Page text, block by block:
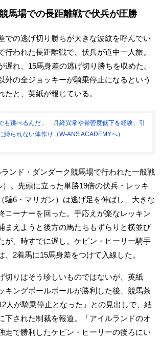
馬場での長距離戦で伏兵が圧勝
の逃げ切り勝ちが大きな波紋を呼んでい
行われた長距離戦で、伏兵が道中一人旅。
遅れ、15馬身差の逃げ切り勝ちを収めた。
外の全ジョッキーが騎乗停止になるという
たと、英紙が報じている。
も跳べるんだ」 月経異常や骨密度低下を経験、引
縛られない体作り（W-ANS ACADEMYへ）
ンド・ダンダーク競馬場で行われた一般戦
）。先頭に立った単勝19倍の伏兵・レッキ
騙6・マリガン）は逃げ足を伸ばし、大きな
コーナーを回った。手応えが楽なレッキン
まえようと後方の馬たちもずらりと横並び
が、時すでに遅し。ケビン・ヒーリー騎手
、2着馬に15馬身差をつけて入線した。
切りはそう珍しいものではないが、英紙
キングボールポールが勝利した後、競馬茶
人が騎乗停止となった」との見出しで、結
下された制裁を報道。「アイルランドのオ
走で勝利したケビン・ヒーリーの後ろにい